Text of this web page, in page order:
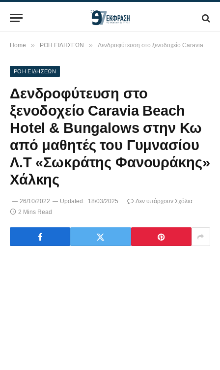
Home » ΡΟΗ ΕΙΔΗΣΕΩΝ » Δενδροφύτευση στο ξενοδοχείο Caravia Beach Hotel & Bungalows στην Κω από μαθητές του Γυμνασίου Λ.Τ «Σωκράτης Φανουράκης» Χάλκης
ΡΟΗ ΕΙΔΗΣΕΩΝ
Δενδροφύτευση στο
ξενοδοχείο Caravia Beach
Hotel & Bungalows στην Κω
από μαθητές του Γυμνασίου
Λ.Τ «Σωκράτης Φανουράκης»
Χάλκης
26/10/2022 Updated: 18/03/2025
Δεν υπάρχουν Σχόλια
2 Mins Read